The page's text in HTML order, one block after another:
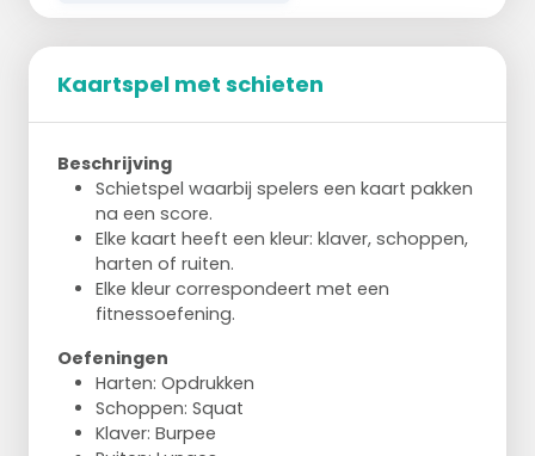
Kaartspel met schieten
Beschrijving
Schietspel waarbij spelers een kaart pakken
na een score.
Elke kaart heeft een kleur: klaver, schoppen,
harten of ruiten.
Elke kleur correspondeert met een
fitnessoefening.
Oefeningen
Harten: Opdrukken
Schoppen: Squat
Klaver: Burpee